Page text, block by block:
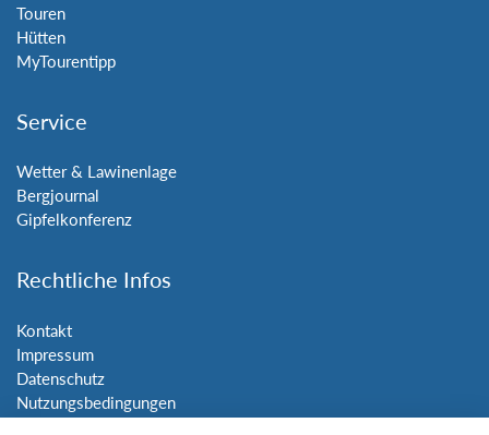
Touren
Hütten
MyTourentipp
Service
Wetter & Lawinenlage
Bergjournal
Gipfelkonferenz
Rechtliche Infos
Kontakt
Impressum
Datenschutz
Nutzungsbedingungen